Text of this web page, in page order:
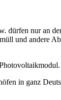
dürfen nur an
und andere
in ganz